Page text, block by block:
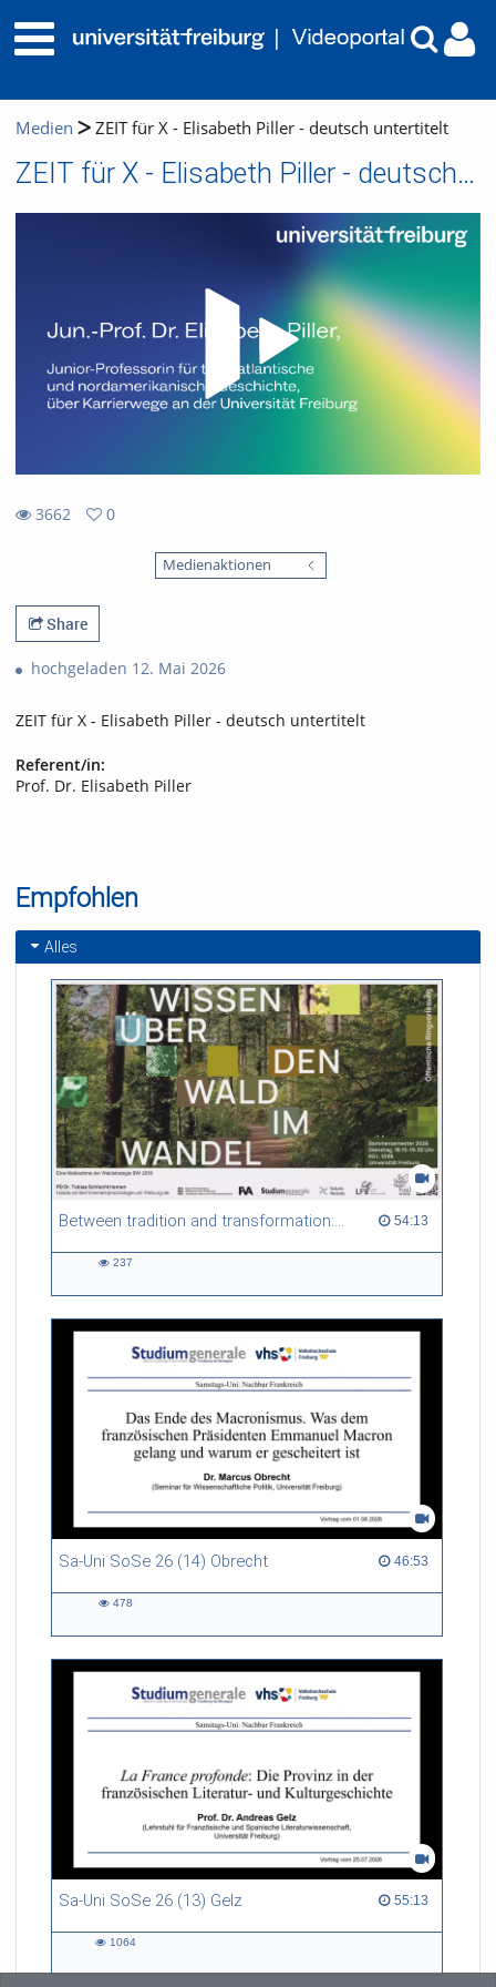
Medien ZEIT für X - Elisabeth Piller - deutsch untertitelt
ZEIT für X - Elisabeth Piller - deutsch untertitelt
3662
0
Medienaktionen
Share
hochgeladen 12. Mai 2026
ZEIT für X - Elisabeth Piller - deutsch untertitelt
Referent/in:
Prof. Dr. Elisabeth Piller
Empfohlen
Alles
Between tradition and transformation: how owners, advisers and institutions co-create knowledge for resilient forests in Europe 54:13
54:13 duration
237
Sa-Uni SoSe 26 (14) Obrecht 46:53
46:53 duration
478
Sa-Uni SoSe 26 (13) Gelz 55:13
55:13 duration
1064